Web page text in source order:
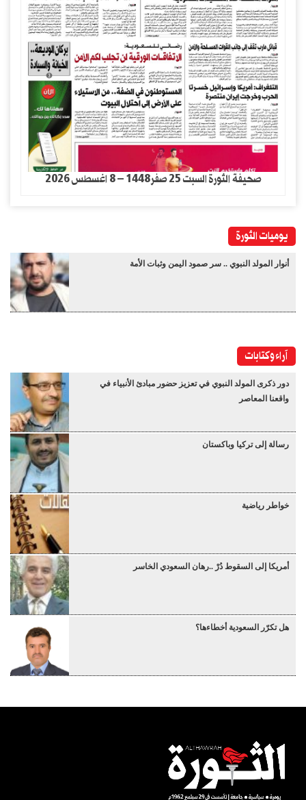
صحيفة الثورة السبت 25 صفر1448 – 8 اغسطس 2026
يوميات الثورة
أنوار المولد النبوي .. سر صمود اليمن وثبات الأمة
آراء وكتابات
دور ذكرى المولد النبوي في تعزيز حضور مبادئ الأنبياء في
واقعنا المعاصر
رسالة إلى تركيا وباكستان
خواطر رياضية
أمريكا إلى السقوط دُرْ ..رهان السعودي الخاسر
هل تكرّر السعودية أخطاءها؟